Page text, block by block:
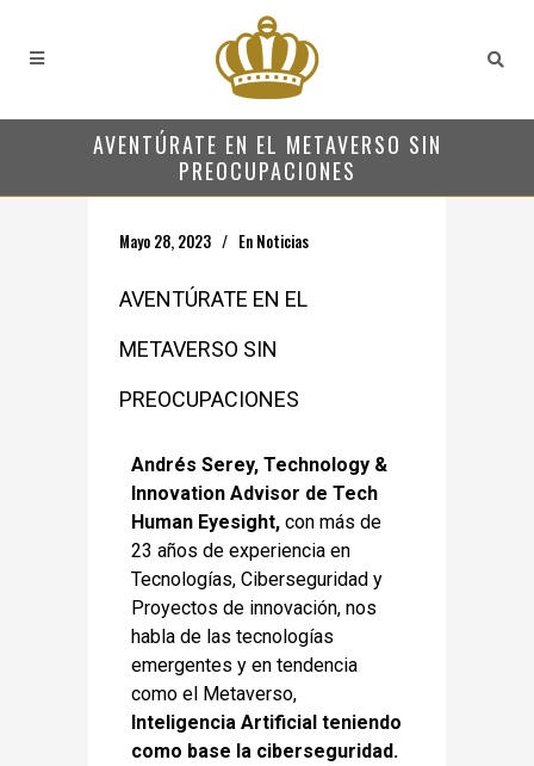
AVENTÚRATE EN EL METAVERSO SIN
PREOCUPACIONES
Mayo 28, 2023 En Noticias
AVENTÚRATE EN EL
METAVERSO SIN
PREOCUPACIONES
Andrés Serey, Technology &
Innovation Advisor de Tech
Human Eyesight, con más de
23 años de experiencia en
Tecnologías, Ciberseguridad y
Proyectos de innovación, nos
habla de las tecnologías
emergentes y en tendencia
como el Metaverso,
Inteligencia Artificial teniendo
como base la ciberseguridad.